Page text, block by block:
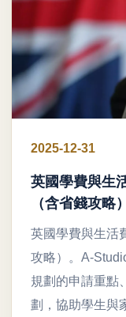
2025-12-31
英國學費與生
（含省錢攻略）
英國學費與生活
攻略）。A-
規劃的申請重點
劃，協助學生與